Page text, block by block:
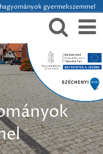
gyermekszemmel